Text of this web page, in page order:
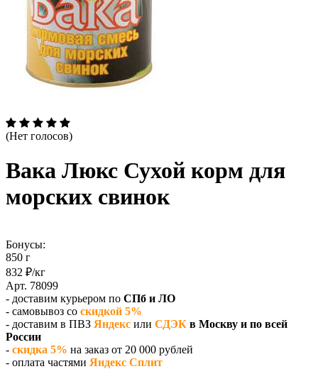
(Нет голосов)
Вака Люкс Сухой корм для
морских свинок
Бонусы:
850 г
832 ₽/кг
Арт. 78099
- доставим курьером по СПб и ЛО
- самовывоз со скидкой 5%
- доставим в ПВЗ Яндекс или СДЭК в Москву и по всей
России
- скидка 5% на заказ от 20 000 рублей
- оплата частями Яндекс Сплит